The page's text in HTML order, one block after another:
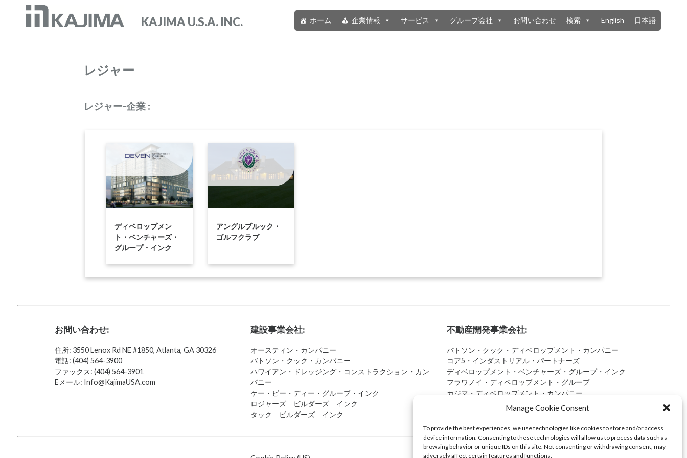
Manage Cookie Consent
To provide the best experiences, we use technologies like cookies to store and/or access
device information. Consenting to these technologies will allow us to process data such as
browsing behavior or unique IDs on this site. Not consenting or withdrawing consent, may
adversely affect certain features and functions.
KAJIMA U.S.A. INC. ホーム 企業情報 サービス グループ会社 お問い合わせ 検索 English 日本語
レジャー
レジャー-企業 :
ディベロップメン
ト・ベンチャーズ・
グループ・インク
アングルブルック・
ゴルフクラブ
お問い合わせ:
住所: 3550 Lenox Rd NE #1850, Atlanta, GA 30326
電話: (404) 564-3900
ファックス: (404) 564-3901
Eメール: Info@KajimaUSA.com
建設事業会社:
オースティン・カンパニー
バトソン・クック・カンパニー
ハワイアン・ドレッジング・コンストラクション・カン
パニー
ケー・ビー・ディー・グループ・インク
ロジャーズ ビルダーズ インク
タック ビルダーズ インク
不動産開発事業会社:
バトソン・クック・ディベロップメント・カンパニー
コア5・インダストリアル・パートナーズ
ディベロップメント・ベンチャーズ・グループ・インク
フラワノイ・ディベロップメント・グループ
カジマ・ディベロップメント・カンパニー
アングルブルック・ゴルフクラブ